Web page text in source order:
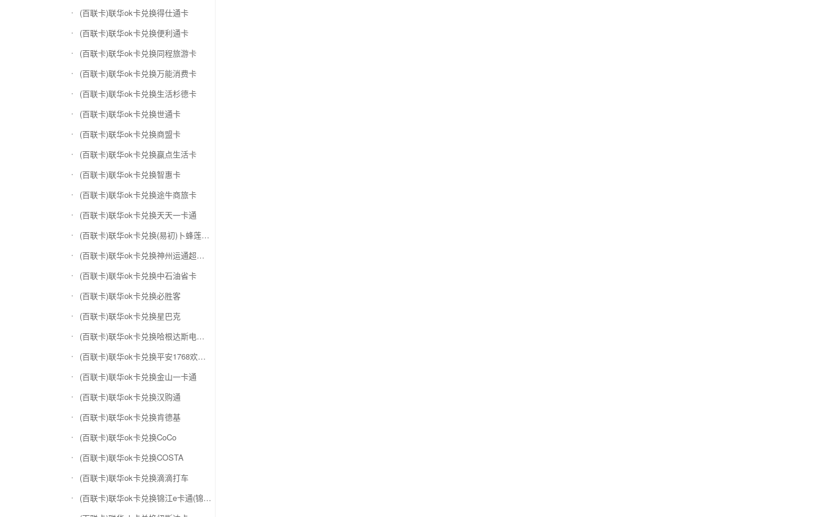
(百联卡)联华ok卡兑换得仕通卡
(百联卡)联华ok卡兑换便利通卡
(百联卡)联华ok卡兑换同程旅游卡
(百联卡)联华ok卡兑换万能消费卡
(百联卡)联华ok卡兑换生活杉德卡
(百联卡)联华ok卡兑换世通卡
(百联卡)联华ok卡兑换商盟卡
(百联卡)联华ok卡兑换赢点生活卡
(百联卡)联华ok卡兑换智惠卡
(百联卡)联华ok卡兑换途牛商旅卡
(百联卡)联华ok卡兑换天天一卡通
(百联卡)联华ok卡兑换(易初)卜蜂莲花礼品卡
(百联卡)联华ok卡兑换神州运通超级卡(运通网购卡)
(百联卡)联华ok卡兑换中石油省卡
(百联卡)联华ok卡兑换必胜客
(百联卡)联华ok卡兑换星巴克
(百联卡)联华ok卡兑换哈根达斯电子券
(百联卡)联华ok卡兑换平安1768欢乐豆
(百联卡)联华ok卡兑换金山一卡通
(百联卡)联华ok卡兑换汉购通
(百联卡)联华ok卡兑换肯德基
(百联卡)联华ok卡兑换CoCo
(百联卡)联华ok卡兑换COSTA
(百联卡)联华ok卡兑换滴滴打车
(百联卡)联华ok卡兑换锦江e卡通(锦江一卡通)